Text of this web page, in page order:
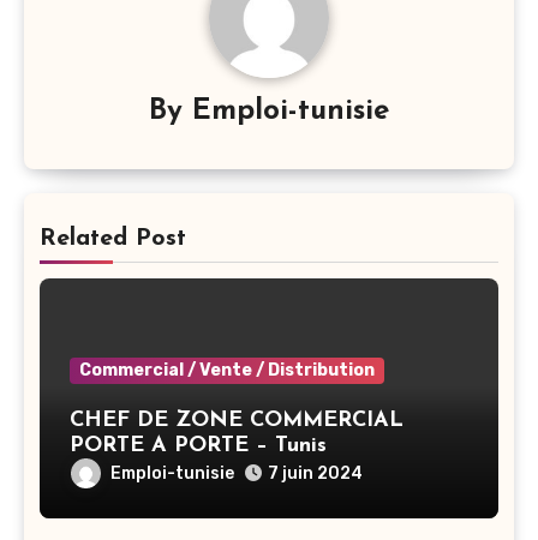
By Emploi-tunisie
Related Post
Commercial / Vente / Distribution
CHEF DE ZONE COMMERCIAL
PORTE A PORTE – Tunis
Emploi-tunisie 7 juin 2024